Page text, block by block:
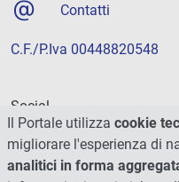
Contatti
C.F./P.Iva 00448820548
Social
Il Portale utilizza cookie
migliorare l'esperienza di
analitici in forma